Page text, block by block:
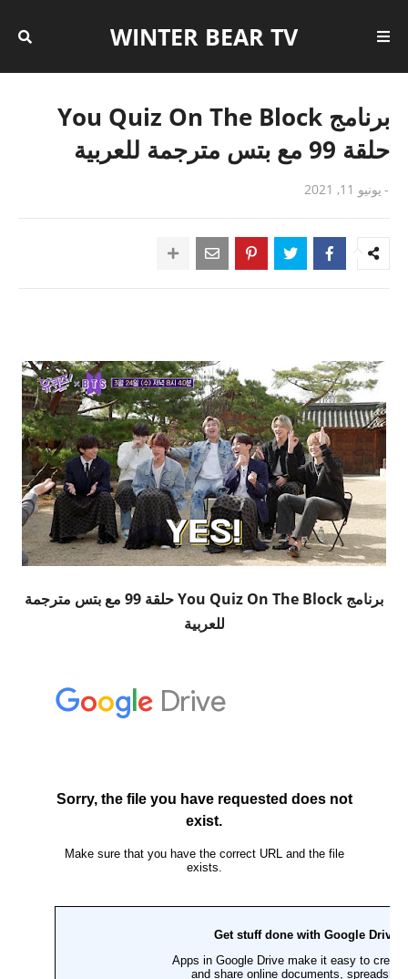
WINTER BEAR TV
برنامج You Quiz On The Block
حلقة 99 مع بتس مترجمة للعربية
- يونيو 11, 2021
برنامج You Quiz On The Block حلقة 99 مع بتس مترجمة
للعربية